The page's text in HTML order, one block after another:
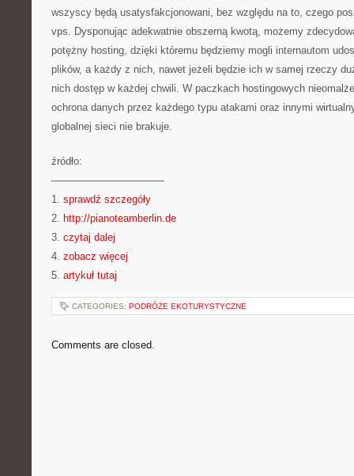
wszyscy będą usatysfakcjonowani, bez względu na to, czego
vps. Dysponując adekwatnie obszerną kwotą, możemy
potężny hosting, dzięki któremu będziemy mogli internautom
plików, a każdy z nich, nawet jeżeli będzie ich w samej rzeczy
nich dostęp w każdej chwili. W paczkach hostingowych
ochrona danych przez każdego typu atakami oraz innymi
globalnej sieci nie brakuje.
źródło:
———————————
1. sprawdź szczegóły
2. http://pianoteamberlin.de
3. czytaj dalej
4. zobacz więcej
5. artykuł tutaj
CATEGORIES: PODRÓŻE EKOTURYSTYCZNE
Comments are closed.